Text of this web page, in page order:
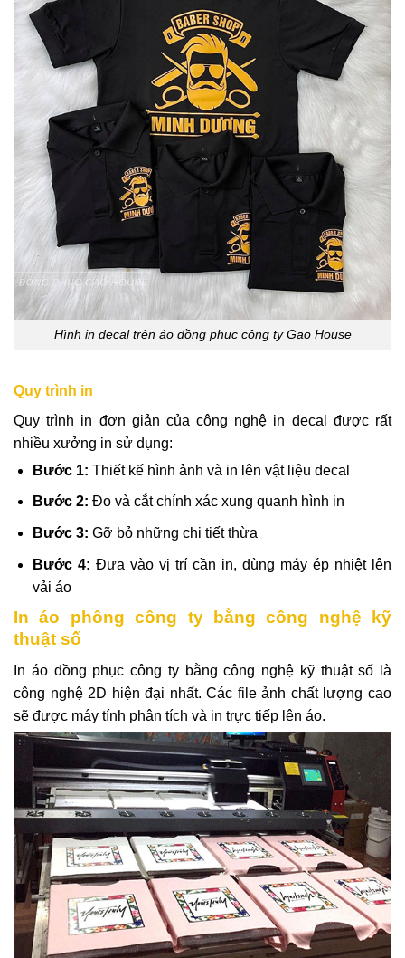
Hình in decal trên áo đồng phục công ty Gạo House
Quy trình in
Quy trình in đơn giản của công nghệ in decal được rất
nhiều xưởng in sử dụng:
Bước 1: Thiết kế hình ảnh và in lên vật liệu decal
Bước 2: Đo và cắt chính xác xung quanh hình in
Bước 3: Gỡ bỏ những chi tiết thừa
Bước 4: Đưa vào vị trí cần in, dùng máy ép nhiệt lên
vải áo
In áo phông công ty bằng công nghệ kỹ
thuật số
In áo đồng phục công ty bằng công nghệ kỹ thuật số là
công nghệ 2D hiện đại nhất. Các file ảnh chất lượng cao
sẽ được máy tính phân tích và in trực tiếp lên áo.